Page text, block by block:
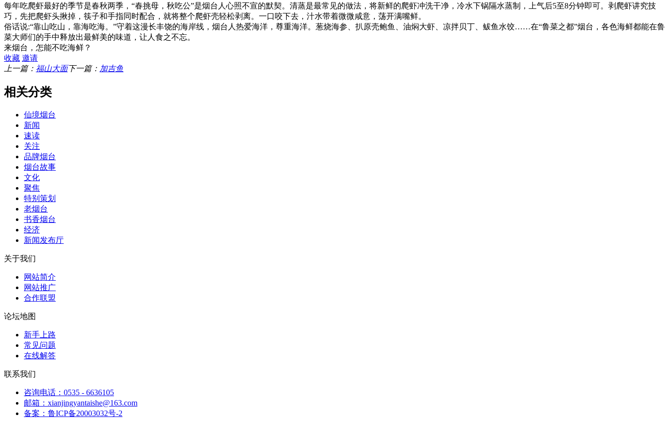
每年吃爬虾最好的季节是春秋两季，“春挑母，秋吃公”是烟台人心照不宣的默契。清蒸是最常见的做法，将新鲜的爬虾冲洗干净，冷水下锅隔水蒸制，上气后5至8分钟即可。剥爬虾讲究技
巧，先把爬虾头揪掉，筷子和手指同时配合，就将整个爬虾壳轻松剥离。一口咬下去，汁水带着微微咸意，荡开满嘴鲜。
俗话说:“靠山吃山，靠海吃海。”守着这漫长丰饶的海岸线，烟台人热爱海洋，尊重海洋。葱烧海参、扒原壳鲍鱼、油焖大虾、凉拌贝丁、鲅鱼水饺……在“鲁菜之都”烟台，各色海鲜都能在鲁
菜大师们的手中释放出最鲜美的味道，让人食之不忘。
来烟台，怎能不吃海鲜？
收藏 邀请
上一篇： 福山大面下一篇： 加吉鱼
相关分类
仙境烟台
新闻
速读
关注
品牌烟台
烟台故事
文化
聚焦
特别策划
老烟台
书香烟台
经济
新闻发布厅
关于我们
网站简介
网站推广
合作联盟
论坛地图
新手上路
常见问题
在线解答
联系我们
咨询电话：0535 - 6636105
邮箱：xianjingyantaishe@163.com
备案：鲁ICP备20003032号-2